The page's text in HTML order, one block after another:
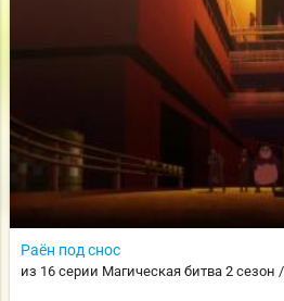
Раён под снос
из 16 серии Магическая битва 2 сезон